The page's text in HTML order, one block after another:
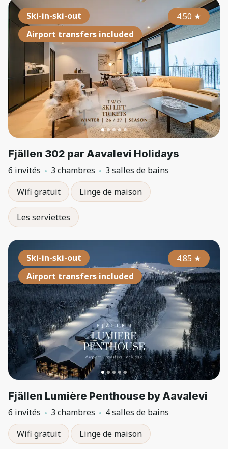
Ski-in-ski-out
Airport transfers included
4.50 ★
Fjällen 302 par Aavalevi Holidays
6 invités 3 chambres
3 salles de bains
Wifi gratuit
Linge de maison
Les serviettes
Ski-in-ski-out
Airport transfers included
4.85 ★
Fjällen Lumière Penthouse by Aavalevi
6 invités 3 chambres
4 salles de bains
Wifi gratuit
Linge de maison